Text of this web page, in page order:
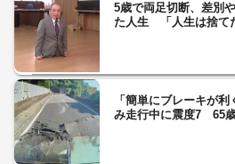
5歳で両足切断、差別
た人生 「人生は捨て
「簡単にブレーキが
み走行中に震度7 65